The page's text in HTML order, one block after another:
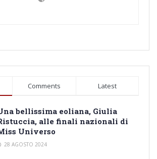
Comments Latest
bellissima eoliana, Giulia
alle finali nazionali di
Universo
28 AGOSTO 2024